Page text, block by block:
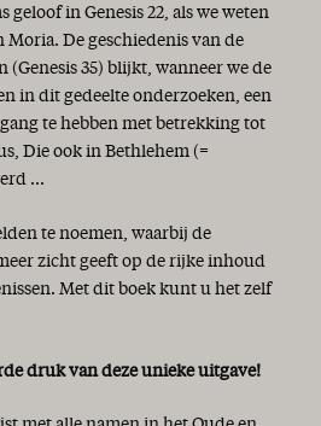
geloof in Genesis 22, als we weten
Moria. De geschiedenis van de
(Genesis 35) blijkt, wanneer we de
in dit gedeelte onderzoeken, een
te hebben met betrekking tot
Die ook in Bethlehem (=
...
te noemen, waarbij de
zicht geeft op de rijke inhoud
Met dit boek kunt u het zelf
druk van deze unieke uitgave!